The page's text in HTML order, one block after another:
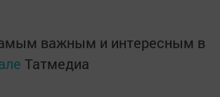
важным и интересным в
Татмедиа